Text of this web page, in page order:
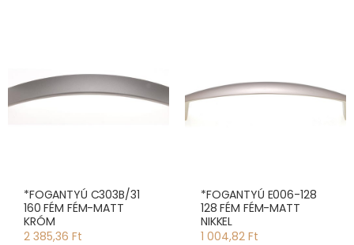
*FOGANTYÚ C303B/31
160 FÉM FÉM-MATT
KRÓM
2 385,36 Ft
*FOGANTYÚ E006-128
128 FÉM FÉM-MATT
NIKKEL
1 004,82 Ft